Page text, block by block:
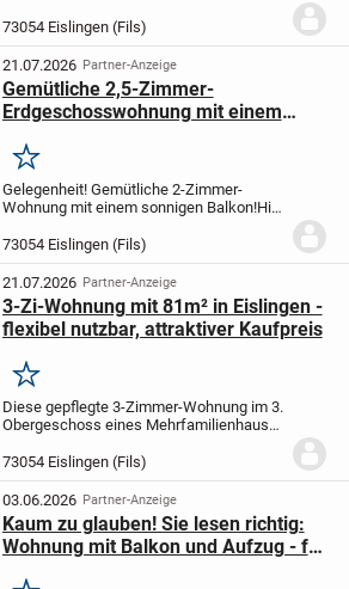
angenehmesWohnambiente in ruhiger
Umgebung. Ein besonderes Highlight ist
der eigene, kleine Gartenantei...
73054 Eislingen (Fils)
21.07.2026 Partner-Anzeige
Gemütliche 2,5-Zimmer-
Erdgeschosswohnung mit einem
Merken
Gelegenheit! Gemütliche 2-Zimmer-
Wohnung mit einem sonnigen Balkon!Hier
Wohnung im Erdgeschoss eines
Mehrfamilienhauses.Diese strahlt durch
ihren guten Schnitt...
73054 Eislingen (Fils)
21.07.2026 Partner-Anzeige
3-Zi-Wohnung mit 81m² in Eislingen -
flexibel nutzbar, attraktiver Kaufpreis
Merken
Diese gepflegte 3-Zimmer-Wohnung im 3.
Obergeschoss eines Mehrfamilienhauses
m² Wohnfläche viel Platz und zahlreiche
Möglichkeiten. Ob als neues Zuhause
oder...
73054 Eislingen (Fils)
03.06.2026 Partner-Anzeige
Kaum zu glauben! Sie lesen richtig:
Wohnung mit Balkon und Aufzug - für